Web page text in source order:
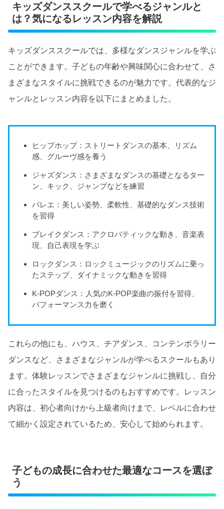
キッズダンススクールで学べるジャンルと
は？気になるレッスン内容を解説
キッズダンススクールでは、多様なダンスジャンルを学ぶ
ことができます。子どもの年齢や興味関心に合わせて、さ
まざまなスタイルに挑戦できるのが魅力です。代表的なジ
ャンルとレッスン内容を以下にまとめました。
ヒップホップ：ストリートダンスの基本、リズム
感、グルーヴ感を養う
ジャズダンス：さまざまなダンスの基礎となるター
ン、キック、ジャンプなどを練習
バレエ：美しい姿勢、柔軟性、基礎的なダンス技術
を習得
ブレイクダンス：アクロバティックな動き、音楽表
現、自己表現を学ぶ
ロックダンス：ロックミュージックのリズムに乗っ
たステップ、ダイナミックな動きを習得
K-POPダンス：人気のK-POP楽曲の振付を習得、
パフォーマンス力を磨く
これらの他にも、ハウス、チアダンス、コンテンポラリー
ダンスなど、さまざまなジャンルが学べるスクールもあり
ます。体験レッスンでさまざまなジャンルに挑戦し、自分
に合ったスタイルを見つけるのもおすすめです。レッスン
内容は、初心者向けから上級者向けまで、レベルに合わせ
て細かく設定されているため、安心して始められます。
子どもの成長に合わせた最適なコースを選ぼ
う